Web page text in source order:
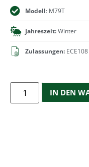
Modell: M79T
Jahreszeit:Winter
Zulassungen:
IN DEN